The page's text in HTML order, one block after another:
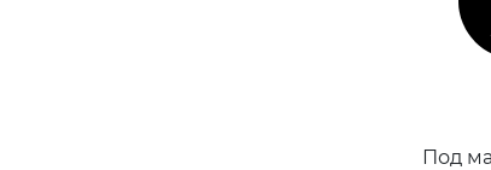
Под